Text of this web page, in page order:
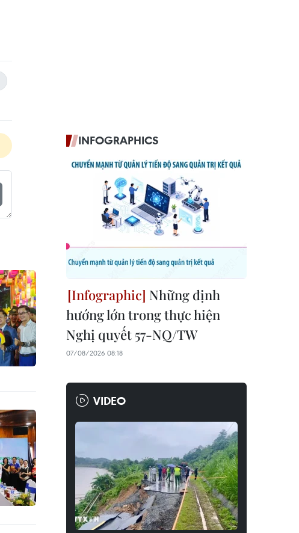
INFOGRAPHICS
Những định
hướng lớn trong thực hiện
Nghị quyết 57-NQ/TW
07/08/2026 08:18
VIDEO